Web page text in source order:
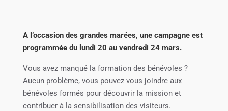
A l’occasion des grandes marées, une campagne est
programmée du lundi 20 au vendredi 24 mars.
Vous avez manqué la formation des bénévoles ?
Aucun problème, vous pouvez vous joindre aux
bénévoles formés pour découvrir la mission et
contribuer à la sensibilisation des visiteurs.